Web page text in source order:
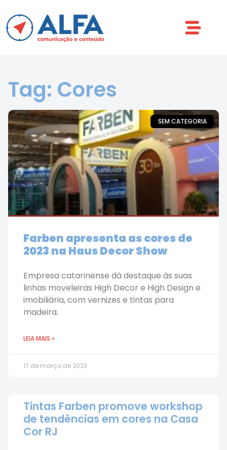
Tag: Cores
SEM CATEGORIA
Farben apresenta as cores de
2023 na Haus Decor Show
Empresa catarinense dá destaque às suas
linhas moveleiras High Decor e High Design e
imobiliária, com vernizes e tintas para
madeira.
LEIA MAIS »
17 de março de 2023
Tintas Farben promove workshop
de tendências em cores na Casa
Cor RJ